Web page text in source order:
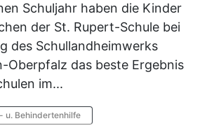
Schuljahr haben die Kinder
der St. Rupert-Schule bei
des Schullandheimwerks
Oberpfalz das beste Ergebnis
im...
u. Behindertenhilfe